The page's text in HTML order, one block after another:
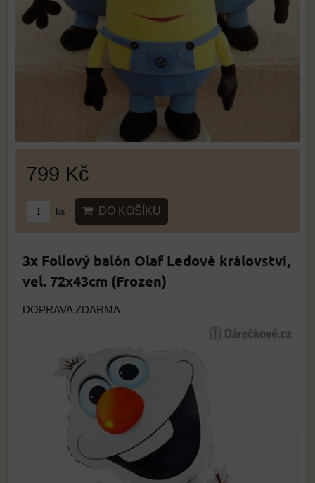
799 Kč
ks DO KOŠÍKU
3x Foliový balón Olaf Ledové království,
vel. 72x43cm (Frozen)
DOPRAVA ZDARMA